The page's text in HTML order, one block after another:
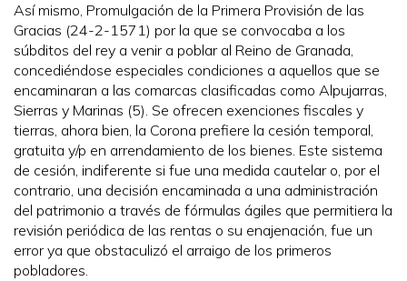
Así mismo, Promulgación de la Primera Provisión de las
Gracias (24-2-1571) por la que se convocaba a los
súbditos del rey a venir a poblar al Reino de Granada,
concediéndose especiales condiciones a aquellos que se
encaminaran a las comarcas clasificadas como Alpujarras,
Sierras y Marinas (5). Se ofrecen exenciones fiscales y
tierras, ahora bien, la Corona prefiere la cesión temporal,
gratuita y/p en arrendamiento de los bienes. Este sistema
de cesión, indiferente si fue una medida cautelar o, por el
contrario, una decisión encaminada a una administración
del patrimonio a través de fórmulas ágiles que permitiera la
revisión periódica de las rentas o su enajenación, fue un
error ya que obstaculizó el arraigo de los primeros
pobladores.